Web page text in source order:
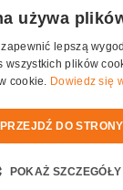
używa
lepszą
wszystkich plików
cookie. Dowiedz się
PRZEJDŹ DO STRONY
POKAŻ SZCZEGÓŁY